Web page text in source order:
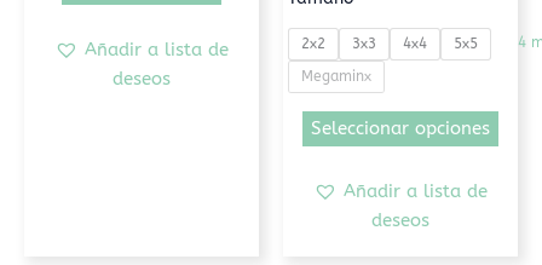
Añadir a lista de
deseos
2x2 3x3 4x4
5x5
Megaminx
4
Seleccionar opciones
Añadir a lista de
deseos